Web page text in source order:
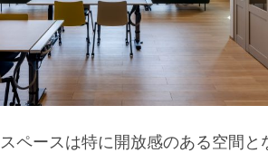
スペースは特に開放感のある空間と